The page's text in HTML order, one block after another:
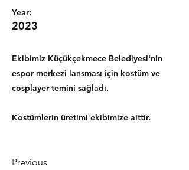
Year:
2023
Ekibimiz Küçükçekmece Belediyesi'nin
espor merkezi lansması için kostüm ve
cosplayer temini sağladı.
Kostümlerin üretimi ekibimize aittir.
Previous